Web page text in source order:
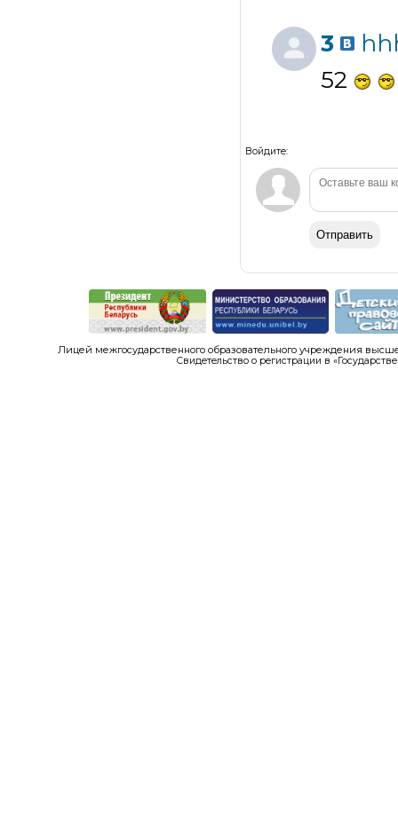
3
52
Войдите:
Отправить
Лицей межгосударственного образовательного учреждения
Свидетельство о регистрации в